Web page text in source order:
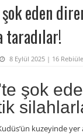
şok eden
8 Eylül 2025 | 16
şok
kuzeyinde yer